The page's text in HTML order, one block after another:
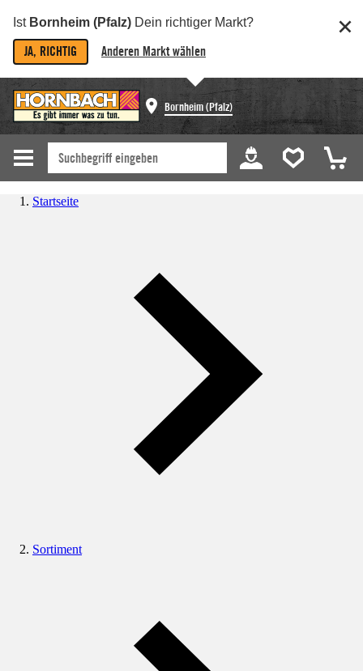
Ist Bornheim (Pfalz) Dein richtiger Markt?
JA, RICHTIG Anderen Markt wählen
Bornheim (Pfalz)
Startseite
Sortiment